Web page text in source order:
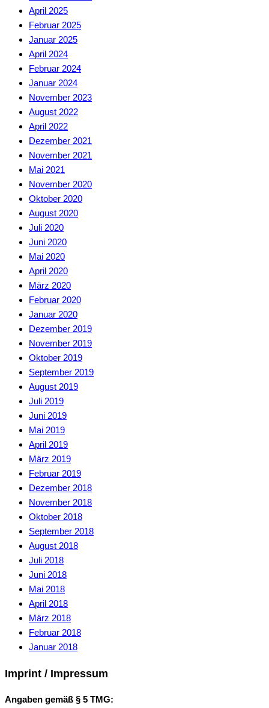
April 2025
Februar 2025
Januar 2025
April 2024
Februar 2024
Januar 2024
November 2023
August 2022
April 2022
Dezember 2021
November 2021
Mai 2021
November 2020
Oktober 2020
August 2020
Juli 2020
Juni 2020
Mai 2020
April 2020
März 2020
Februar 2020
Januar 2020
Dezember 2019
November 2019
Oktober 2019
September 2019
August 2019
Juli 2019
Juni 2019
Mai 2019
April 2019
März 2019
Februar 2019
Dezember 2018
November 2018
Oktober 2018
September 2018
August 2018
Juli 2018
Juni 2018
Mai 2018
April 2018
März 2018
Februar 2018
Januar 2018
Imprint / Impressum
Angaben gemäß § 5 TMG: